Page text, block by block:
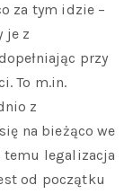
za tym idzie –
je z
przy
To m.in.
z
na bieżąco we
temu legalizacja
od początku